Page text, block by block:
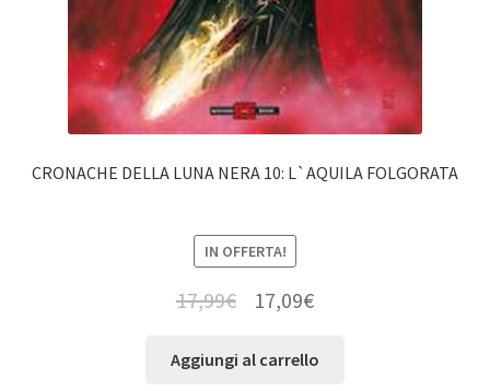
CRONACHE DELLA LUNA NERA 10: L`AQUILA FOLGORATA
IN OFFERTA!
17,99€ 17,09€
Aggiungi al carrello